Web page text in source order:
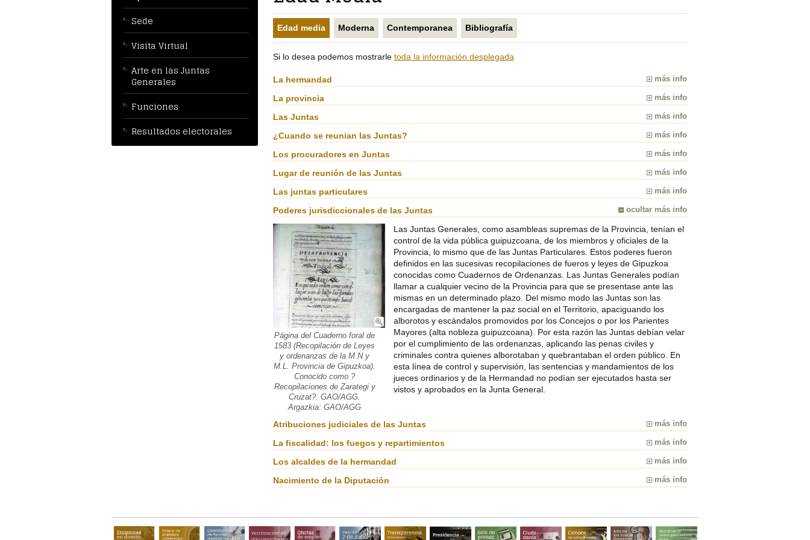
PÁGINA
ACTUAL
PRINCIPAL
DE
LA
PÁGINA
Edad media Moderna Contemporanea Bibliografía
Si lo desea podemos mostrarle toda la información desplegada
más info
La hermandad
más info
La provincia
más info
Las Juntas
más info
¿Cuando se reunian las Juntas?
más info
Los procuradores en Juntas
más info
Lugar de reunión de las Juntas
más info
Las juntas particulares
ocultar más info
Poderes jurisdiccionales de las Juntas
Página del Cuaderno foral de
1583 (Recopilación de Leyes
y ordenanzas de la M.N y
M.L. Provincia de Gipuzkoa).
Conocido como ?
Recopilaciones de Zarategi y
Cruzat?. GAO/AGG.
Argazkia: GAO/AGG
Las Juntas Generales, como asambleas supremas de la Provincia, tenían el
control de la vida pública guipuzcoana, de los miembros y oficiales de la
Provincia, lo mismo que de las Juntas Particulares. Estos poderes fueron
definidos en las sucesivas recopilaciones de fueros y leyes de Gipuzkoa
conocidas como Cuadernos de Ordenanzas. Las Juntas Generales podían
llamar a cualquier vecino de la Provincia para que se presentase ante las
mismas en un determinado plazo. Del mismo modo las Juntas son las
encargadas de mantener la paz social en el Territorio, apaciguando los
alborotos y escándalos promovidos por los Concejos o por los Parientes
Mayores (alta nobleza guipuzcoana). Por esta razón las Juntas debían velar
por el cumplimiento de las ordenanzas, aplicando las penas civiles y
criminales contra quienes alborotaban y quebrantaban el orden público. En
esta línea de control y supervisión, las sentencias y mandamientos de los
jueces ordinarios y de la Hermandad no podían ser ejecutados hasta ser
vistos y aprobados en la Junta General.
más info
Atribuciones judiciales de las Juntas
más info
La fiscalidad: los fuegos y repartimientos
más info
Los alcaldes de la hermandad
más info
Nacimiento de la Diputación
Sede
Visita Virtual
Arte en las Juntas
Generales
Funciones
Resultados electorales
Verificación de